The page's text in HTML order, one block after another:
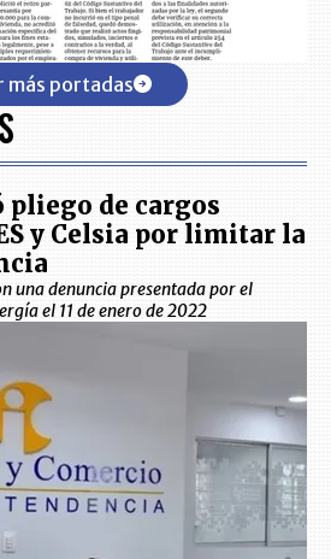
más portadas
pliego de cargos
y Celsia por limitar la
una denuncia presentada por el
el 11 de enero de 2022